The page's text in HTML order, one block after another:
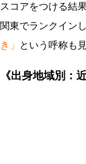
スコアをつける結果
関東でランクイン
き」
という呼称も
《出身地域別：